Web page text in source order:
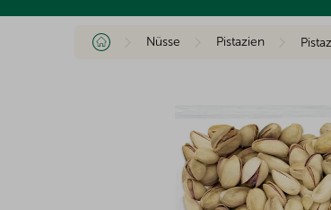
StartseiteNüsse Pistazien